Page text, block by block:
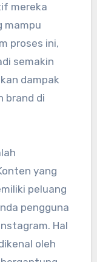
mereka
mampu
proses ini,
semakin
dampak
brand di
yang
peluang
pengguna
Hal
oleh